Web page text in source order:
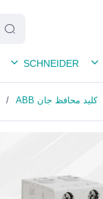
SCHNEIDER
کلید محافظ جان ABB /